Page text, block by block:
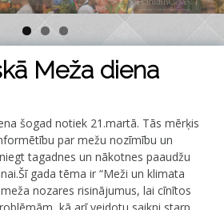
Meža diena
šogad notiek 21.martā. Tās mērķis
par mežu nozīmību un
tagadnes un nākotnes paaudžu
gada tēma ir “Meži un klimata
nozares risinājumus, lai cīnītos